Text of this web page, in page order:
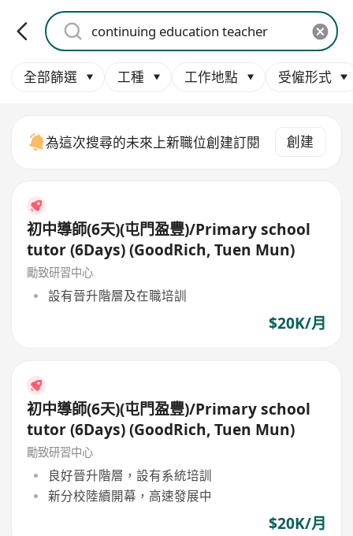
全部篩選 工種 工作地點 受僱形式
為這次搜尋的未來上新職位創建訂閱 創建
初中導師(6天)(屯門盈豐)/Primary school
tutor (6Days) (GoodRich, Tuen Mun)
勵致研習中心
設有晉升階層及在職培訓
$20K/月
初中導師(6天)(屯門盈豐)/Primary school
tutor (6Days) (GoodRich, Tuen Mun)
勵致研習中心
良好晉升階層，設有系統培訓
新分校陸續開幕，高速發展中
$20K/月